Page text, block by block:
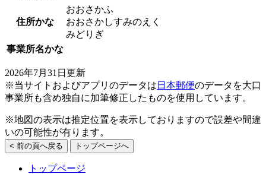
住所かな
おおさかふ
おおさかしすみのえく
みどりぎ
事業所名かな
2026年7月31日更新
※当サイトおよびアプリのデータは 日本郵便のデータを大口
事業所も含め独自に加筆修正したものを使用しています。
※地図の表示は推定位置を表示しておりますので誤差や間違
いの可能性が有ります。
< 前の頁へ戻る トップページへ
トップページ